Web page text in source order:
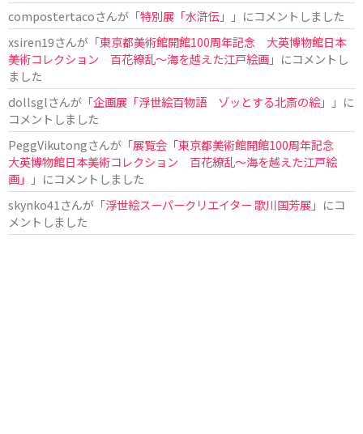
compostertacoさんが「特別展「水滸伝」
」にコメントしました
xsiren19さんが「東京都美術館開館100周年記念 大英博物館日本
美術コレクション 百花繚乱～海を越えた江戸絵画」にコメントし
ました
dollsglさんが「企画展「浮世絵百物語 ゾッとする北斎の絵」
」に
コメントしました
PeggVikutongさんが「展覧会「東京都美術館開館100周年記念
大英博物館日本美術コレクション 百花繚乱〜海を越えた江戸絵
画」
」にコメントしました
skynko41さんが「浮世絵スーパークリエイター 歌川国芳展 」にコ
メントしました